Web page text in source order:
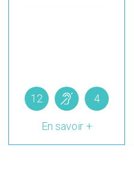
12 4
En savoir +